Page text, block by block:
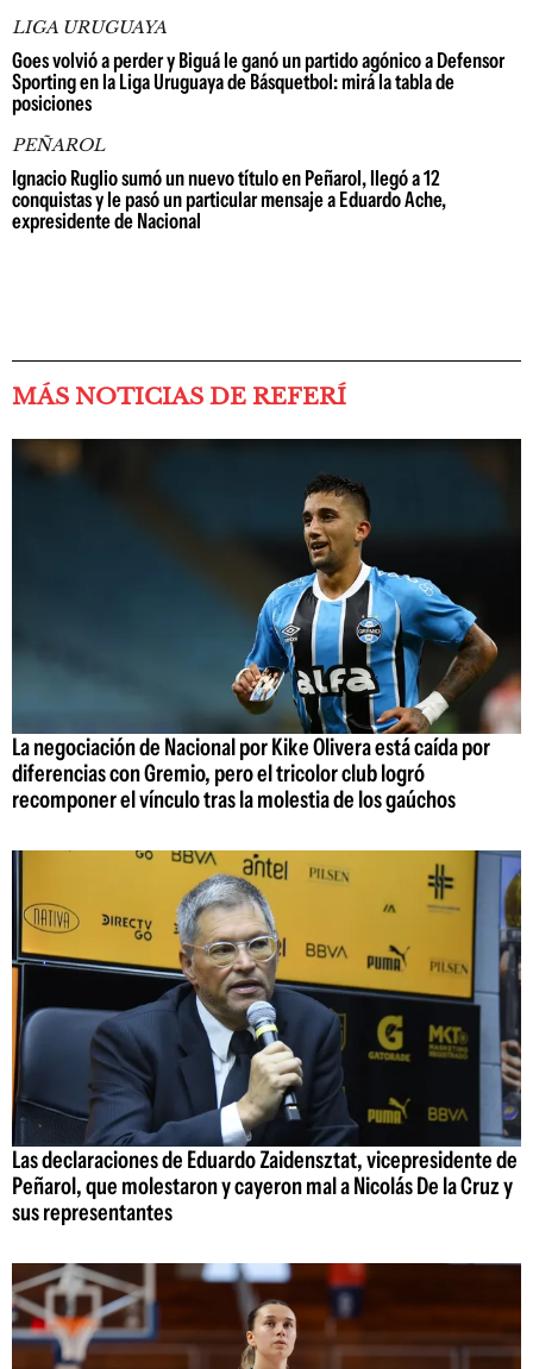
LIGA URUGUAYA
Goes volvió a perder y Biguá le ganó un partido agónico a Defensor
Sporting en la Liga Uruguaya de Básquetbol: mirá la tabla de
posiciones
PEÑAROL
Ignacio Ruglio sumó un nuevo título en Peñarol, llegó a 12
conquistas y le pasó un particular mensaje a Eduardo Ache,
expresidente de Nacional
MÁS NOTICIAS DE REFERÍ
La negociación de Nacional por Kike Olivera está caída por
diferencias con Gremio, pero el tricolor club logró
recomponer el vínculo tras la molestia de los gaúchos
Las declaraciones de Eduardo Zaidensztat, vicepresidente de
Peñarol, que molestaron y cayeron mal a Nicolás De la Cruz y
sus representantes